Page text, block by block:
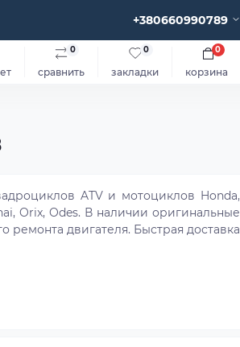
+380660990789
сравнить
0
закладки
0
корзина
0
ATV и мотоциклов Honda,
Orix, Odes. В наличии оригинальные
ремонта двигателя. Быстрая доставка